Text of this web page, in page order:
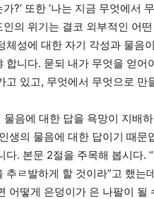
?’ 또한 ‘나는 지금 무엇에서
의 위기는 결코 외부적인 어
체성에 대한 자기 각성과 물음
합니다. 묻되 내가 무엇을 얻
고 있고, 무엇에서 무엇으로
음에 대한 답을 욕망이 지배
생의 물음에 대한 답이기 때
다. 본문 2절을 주목해 봅시다.
추ㄹ발하게 할 것이라”고 했는
어떻게 은덩이가 은 나팔이 될